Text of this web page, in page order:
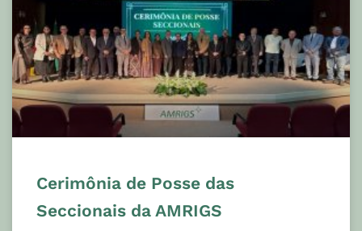
Cerimônia de Posse das
Seccionais da AMRIGS